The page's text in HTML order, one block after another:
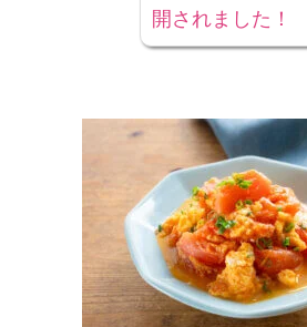
開されました！